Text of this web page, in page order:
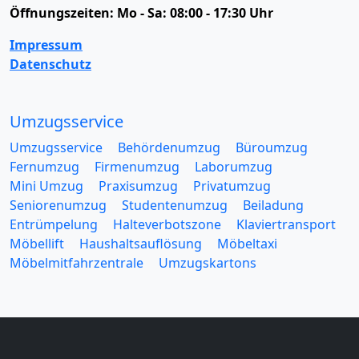
Öffnungszeiten: Mo - Sa: 08:00 - 17:30 Uhr
Impressum
Datenschutz
Umzugsservice
Umzugsservice Behördenumzug
Büroumzug
Fernumzug
Firmenumzug
Laborumzug
Mini Umzug
Praxisumzug
Privatumzug
Seniorenumzug
Studentenumzug
Beiladung
Entrümpelung
Halteverbotszone
Klaviertransport
Möbellift
Haushaltsauflösung
Möbeltaxi
Möbelmitfahrzentrale
Umzugskartons